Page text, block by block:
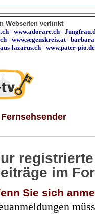
Webseiten verlinkt
- www.adorare.ch -
- www.segenskreis.at -
lazarus.ch - www.pater-pio.de
im
Sie sich